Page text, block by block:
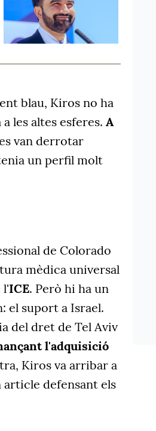
blau, Kiros no ha
les altes esferes. A
van derrotar
un perfil molt
de Colorado
mèdica universal
l'ICE. Però hi ha un
el suport a Israel.
del dret de Tel Aviv
l'adquisició
Kiros va arribar a
defensant els